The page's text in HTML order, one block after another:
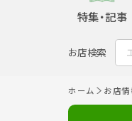
特集・記事
お店検索
ホーム お店